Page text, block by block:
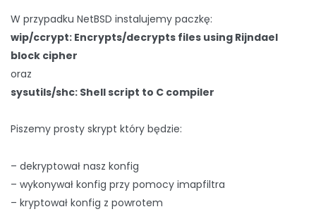
W przypadku NetBSD instalujemy paczkę:
wip/ccrypt: Encrypts/decrypts files using Rijndael
block cipher
oraz
sysutils/shc: Shell script to C compiler
Piszemy prosty skrypt który będzie:
– dekryptował nasz konfig
– wykonywał konfig przy pomocy imapfiltra
– kryptował konfig z powrotem